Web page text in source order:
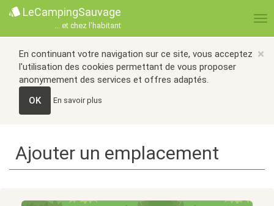
LeCampingSauvage
... et chez l'habitant
×
En continuant votre navigation sur ce site, vous acceptez
l'utilisation des cookies permettant de vous proposer
anonymement des services et offres adaptés.
OK
En savoir plus
Ajouter un emplacement